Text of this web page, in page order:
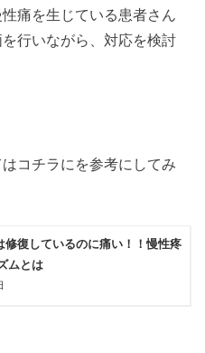
痛を生じている患者さん
行いながら、対応を検討
コチラにを参考にしてみ
修復しているのに痛い！！慢性疼
ムとは